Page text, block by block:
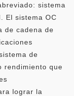
sistema
El sistema OC
de cadena de
de
rendimiento que
lograr la